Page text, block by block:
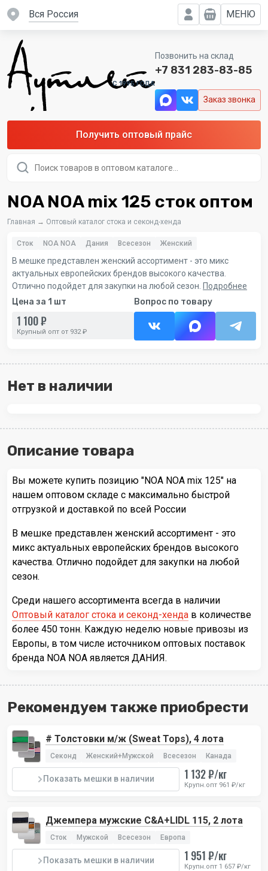
вся Россия МЕНЮ
C 1995 ГОДА
Позвонить на склад
+7 831 283-83-85
Заказ звонка
Получить оптовый прайс
товаров
NOA NOA mix 125 сток оптом
Главная → Оптовый каталог стока и секонд-хенда
Сток NOA NOA Дания Всесезон Женский
В мешке представлен женский ассортимент - это микс
актуальных европейских брендов высокого качества.
Отлично подойдет для закупки на любой сезон. Подробнее
Цена за 1 шт
1 100 ₽
Крупный опт от 932 ₽
Вопрос по товару
Нет в наличии
Описание товара
Вы можете купить позицию "NOA NOA mix 125" на
нашем оптовом складе с максимально быстрой
отгрузкой и доставкой по всей России
В мешке представлен женский ассортимент - это
микс актуальных европейских брендов высокого
качества. Отлично подойдет для закупки на любой
сезон.
Среди нашего ассортимента всегда в наличии
Оптовый каталог стока и секонд-хенда в количестве
более 450 тонн. Каждую неделю новые привозы из
Европы, в том числе источником оптовых поставок
бренда NOA NOA является ДАНИЯ.
Рекомендуем также приобрести
# Толстовки м/ж (Sweat Tops), 4 лота
Секонд Женский+Мужской Всесезон Канада
Показать мешки в наличии 1 132 ₽/кг
Крупн.опт 961 ₽/кг
Джемпера мужские C&A+LIDL 115, 2 лота
Сток Мужской Всесезон Европа
Показать мешки в наличии 1 951 ₽/кг
Крупн.опт 1 657 ₽/кг